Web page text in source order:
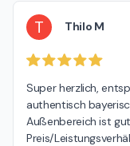
T Thilo M
Super herzlich,
authentisch
Außenbereich ist
Preis/